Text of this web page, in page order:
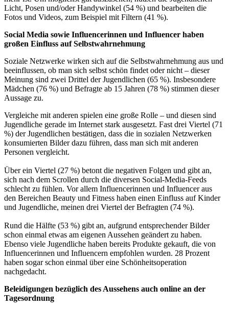
Licht, Posen und/oder Handywinkel (54 %) und bearbeiten die
Fotos und Videos, zum Beispiel mit Filtern (41 %).
Social Media sowie Influencerinnen und Influencer haben
großen Einfluss auf Selbstwahrnehmung
Soziale Netzwerke wirken sich auf die Selbstwahrnehmung aus und
beeinflussen, ob man sich selbst schön findet oder nicht – dieser
Meinung sind zwei Drittel der Jugendlichen (65 %). Insbesondere
Mädchen (76 %) und Befragte ab 15 Jahren (78 %) stimmen dieser
Aussage zu.
Vergleiche mit anderen spielen eine große Rolle – und diesen sind
Jugendliche gerade im Internet stark ausgesetzt. Fast drei Viertel (71
%) der Jugendlichen bestätigen, dass die in sozialen Netzwerken
konsumierten Bilder dazu führen, dass man sich mit anderen
Personen vergleicht.
Über ein Viertel (27 %) betont die negativen Folgen und gibt an,
sich nach dem Scrollen durch die diversen Social-Media-Feeds
schlecht zu fühlen. Vor allem Influencerinnen und Influencer aus
den Bereichen Beauty und Fitness haben einen Einfluss auf Kinder
und Jugendliche, meinen drei Viertel der Befragten (74 %).
Rund die Hälfte (53 %) gibt an, aufgrund entsprechender Bilder
schon einmal etwas am eigenen Aussehen geändert zu haben.
Ebenso viele Jugendliche haben bereits Produkte gekauft, die von
Influencerinnen und Influencern empfohlen wurden. 28 Prozent
haben sogar schon einmal über eine Schönheitsoperation
nachgedacht.
Beleidigungen bezüglich des Aussehens auch online an der
Tagesordnung